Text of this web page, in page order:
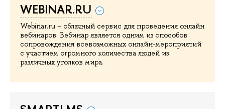
WEBINAR.RU
Webinar.ru – облачный сервис для проведения онлайн
вебинаров. Вебинар является одним из способов
сопровождения всевозможных онлайн-мероприятий
с участием огромного количества людей из
различных уголков мира.